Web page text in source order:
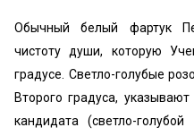
Обычный белый фартук
чистоту души, которую
градусе. Светло-голубые
Второго градуса,
кандидата (светло-